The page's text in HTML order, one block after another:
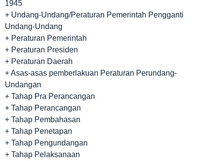
1945
+ Undang-Undang/Peraturan Pemerintah Pengganti
Undang-Undang
+ Peraturan Pemerintah
+ Peraturan Presiden
+ Peraturan Daerah
+ Asas-asas pemberlakuan Peraturan Perundang-
Undangan
+ Tahap Pra Perancangan
+ Tahap Perancangan
+ Tahap Pembahasan
+ Tahap Penetapan
+ Tahap Pengundangan
+ Tahap Pelaksanaan